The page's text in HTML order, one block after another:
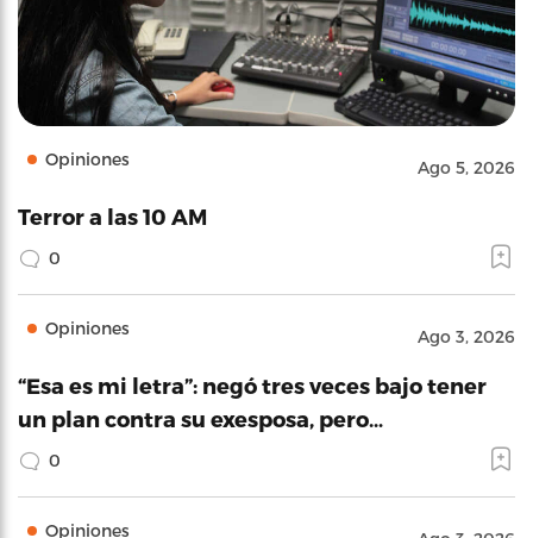
Opiniones Ago 5, 2026
Terror a las 10 AM
0
Opiniones Ago 3, 2026
“Esa es mi letra”: negó tres veces bajo tener
un plan contra su exesposa, pero…
0
Opiniones